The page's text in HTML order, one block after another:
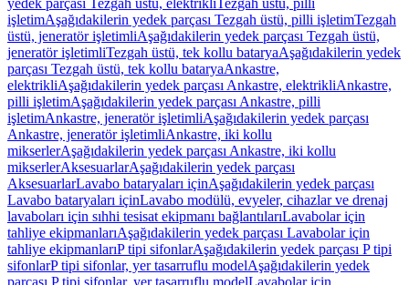
yedek parçası Tezgah üstü, elektrikli Tezgah üstü, pilli
işletimAşağıdakilerin yedek parçası Tezgah üstü, pilli işletimTezgah
üstü, jeneratör işletimliAşağıdakilerin yedek parçası Tezgah üstü,
jeneratör işletimliTezgah üstü, tek kollu bataryaAşağıdakilerin yedek
parçası Tezgah üstü, tek kollu bataryaAnkastre,
elektrikliAşağıdakilerin yedek parçası Ankastre, elektrikliAnkastre,
pilli işletimAşağıdakilerin yedek parçası Ankastre, pilli
işletimAnkastre, jeneratör işletimliAşağıdakilerin yedek parçası
Ankastre, jeneratör işletimliAnkastre, iki kollu
mikserlerAşağıdakilerin yedek parçası Ankastre, iki kollu
mikserlerAksesuarlarAşağıdakilerin yedek parçası
AksesuarlarLavabo bataryaları içinAşağıdakilerin yedek parçası
Lavabo bataryaları içinLavabo modülü, evyeler, cihazlar ve drenaj
lavaboları için sıhhi tesisat ekipmanı bağlantılarıLavabolar için
tahliye ekipmanlarıAşağıdakilerin yedek parçası Lavabolar için
tahliye ekipmanlarıP tipi sifonlarAşağıdakilerin yedek parçası P tipi
sifonlarP tipi sifonlar, yer tasarruflu modelAşağıdakilerin yedek
parçası P tipi sifonlar, yer tasarruflu modelLavabolar için